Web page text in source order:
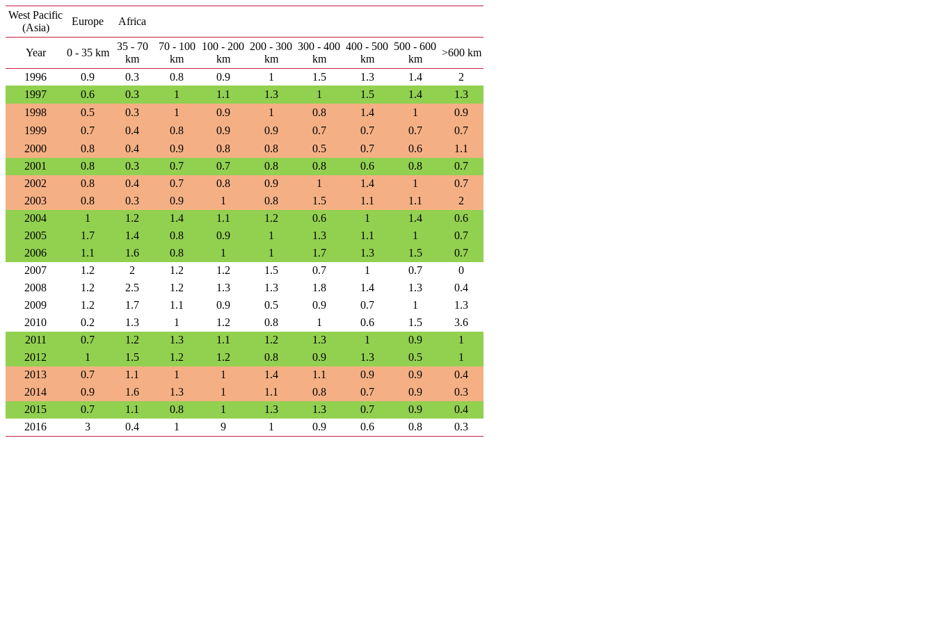
West Pacific
(Asia)
Europe Africa
Year 0 - 35 km
35 - 70
km
70 - 100
km
100 - 200
km
200 - 300
km
300 - 400
km
400 - 500
km
500 - 600
km
>600 km
1996 0.9 0.3 0.8 0.9 1 1.5 1.3 1.4
2
1997
0.6 0.3 1 1.1 1.3 1 1.5 1.4
1.3
1998
0.5 0.3 1 0.9 1 0.8 1.4 1
0.9
1999
0.7 0.4 0.8 0.9 0.9 0.7 0.7 0.7
0.7
2000
0.8 0.4 0.9 0.8 0.8 0.5 0.7 0.6
1.1
2001
0.8 0.3 0.7 0.7 0.8 0.8 0.6 0.8
0.7
2002
0.8 0.4 0.7 0.8 0.9 1 1.4 1
0.7
2003
0.8 0.3 0.9 1 0.8 1.5 1.1 1.1
2
2004
1 1.2 1.4 1.1 1.2 0.6 1 1.4
0.6
2005
1.7 1.4 0.8 0.9 1 1.3 1.1 1
0.7
2006
1.1 1.6 0.8 1 1 1.7 1.3 1.5
0.7
2007
1.2 2 1.2 1.2 1.5 0.7 1 0.7
0
2008
1.2 2.5 1.2 1.3 1.3 1.8 1.4 1.3
0.4
2009
1.2 1.7 1.1 0.9 0.5 0.9 0.7 1
1.3
2010
0.2 1.3 1 1.2 0.8 1 0.6 1.5
3.6
2011
0.7 1.2 1.3 1.1 1.2 1.3 1 0.9
1
2012
1 1.5 1.2 1.2 0.8 0.9 1.3 0.5
1
2013
0.7 1.1 1 1 1.4 1.1 0.9 0.9
0.4
2014
0.9 1.6 1.3 1 1.1 0.8 0.7 0.9
0.3
2015
0.7 1.1 0.8 1 1.3 1.3 0.7 0.9
0.4
2016
3 0.4 1 9 1 0.9 0.6 0.8 0.3